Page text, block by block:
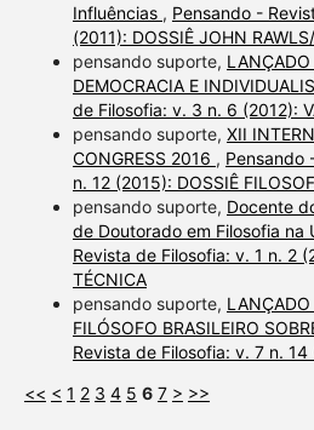
Influências , Pensando -
(2011): DOSSIÊ JOHN
pensando suporte, LANÇADO
DEMOCRACIA E
de Filosofia: v. 3 n. 6 (2012):
pensando suporte, XII
CONGRESS 2016 , Pensando
n. 12 (2015): DOSSIÊ
pensando suporte, Docente
de Doutorado em Filosofia na
Revista de Filosofia: v. 1 n. 2
TÉCNICA
pensando suporte,
FILÓSOFO BRASILEIRO
Revista de Filosofia: v. 7 n. 14
<< < 1 2 3 4 5 6 7 > >>